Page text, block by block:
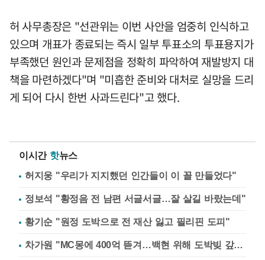
허 사무총장은 "선관위는 이번 사안을 엄중히 인식하고
있으며 개표가 종료되는 즉시 일부 투표소의 투표용지가
부족했던 원인과 문제점을 정확히 파악하여 재발방지 대
책을 마련하겠다"며 "미흡한 준비와 대처로 실망을 드리
게 되어 다시 한번 사과드린다"고 했다.
이시간 핫뉴스
허지웅 "우리가 지지했던 인간들이 이 꼴 만들었다"
정보석 "황정음 전 남편 서글서글…잘 살길 바랐는데"
황기순 "원정 도박으로 전 재산 잃고 필리핀 도피"
차가원 "MC몽에 400억 뜯겨…백현 위해 도박빚 갚아줘"